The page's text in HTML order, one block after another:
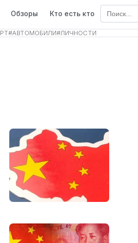
Обзоры Кто есть кто
#АВТОМОБИЛИ#ЛИЧНОСТИ